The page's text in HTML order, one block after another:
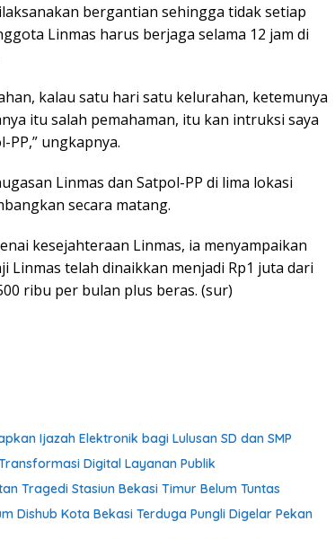
bergantian sehingga tidak setiap
Linmas harus berjaga selama 12 jam di
kalau satu hari satu kelurahan, ketemunya
itu salah pemahaman, itu kan intruksi saya
ungkapnya.
Linmas dan Satpol-PP di lima lokasi
secara matang.
kesejahteraan Linmas, ia menyampaikan
Linmas telah dinaikkan menjadi Rp1 juta dari
ribu per bulan plus beras. (sur)
Ijazah Elektronik bagi Lulusan SD dan SMP
Digital Layanan Publik
Tragedi Stasiun Bekasi Timur Belum Tuntas
Dishub Kota Bekasi Terduga Pungli Digelar Pekan